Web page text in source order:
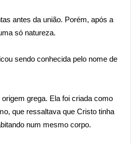
antes da união. Porém, após a
só natureza.
sendo conhecida pelo nome de
origem grega. Ela foi criada como
que ressaltava que Cristo tinha
num mesmo corpo.